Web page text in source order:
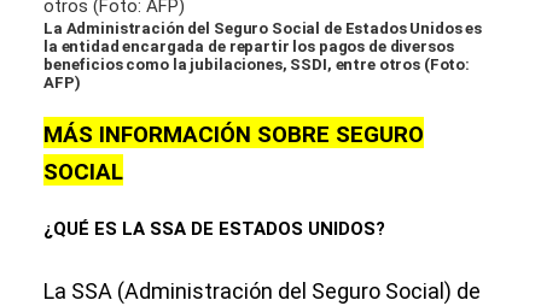
La Administración del Seguro Social de Estados Unidos es
la entidad encargada de repartir los pagos de diversos
beneficios como la jubilaciones, SSDI, entre otros (Foto:
AFP)
MÁS INFORMACIÓN SOBRE SEGURO
SOCIAL
¿QUÉ ES LA SSA DE ESTADOS UNIDOS?
La SSA (Administración del Seguro Social) de